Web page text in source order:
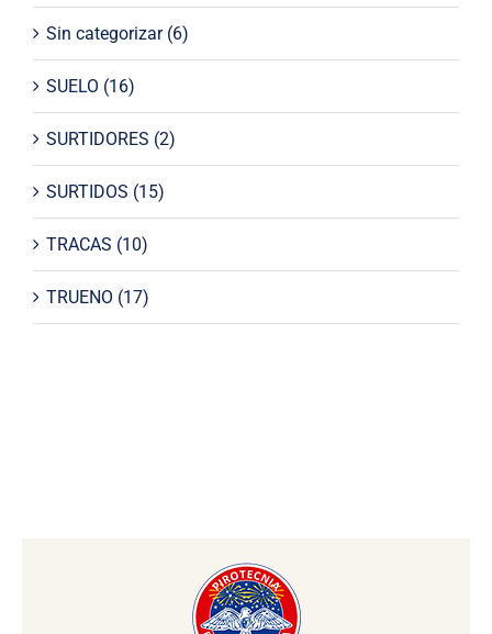
Sin categorizar (6)
SUELO (16)
SURTIDORES (2)
SURTIDOS (15)
TRACAS (10)
TRUENO (17)